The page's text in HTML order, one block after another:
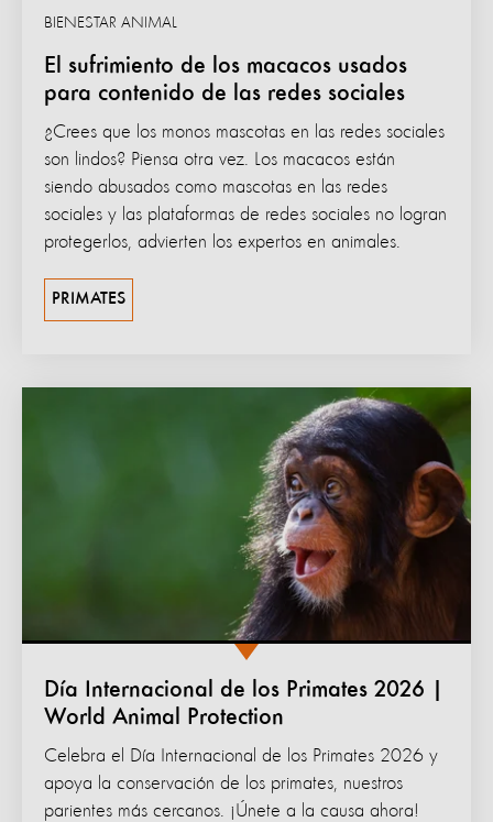
El sufrimiento de los macacos usados
para contenido de las redes sociales
BIENESTAR ANIMAL
¿Crees que los monos mascotas en las redes sociales
son lindos? Piensa otra vez. Los macacos están
siendo abusados ​​como mascotas en las redes
sociales y las plataformas de redes sociales no logran
protegerlos, advierten los expertos en animales.
PRIMATES
Día Internacional de los Primates 2026 |
World Animal Protection
Celebra el Día Internacional de los Primates 2026 y
apoya la conservación de los primates, nuestros
parientes más cercanos. ¡Únete a la causa ahora!